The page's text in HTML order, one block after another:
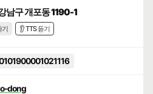
남구 개포동 1190-1
기 👂 TTS 듣기
dong